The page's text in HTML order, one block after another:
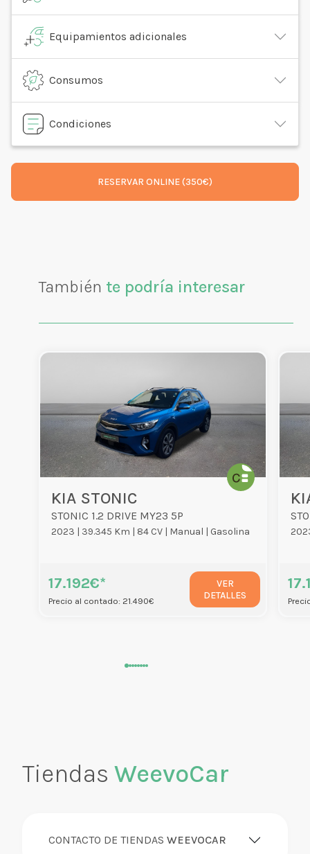
Equipamientos adicionales
Consumos
Condiciones
RESERVAR ONLINE (350€)
También te podría interesar
KIA STONIC
STONIC 1.2 DRIVE MY23 5P
2023 | 39.345 Km | 84 CV | Manual | Gasolina
17.192€*
Precio al contado: 21.490€
VER
DETALLES
Tiendas WeevoCar
CONTACTO DE TIENDASWEEVOCAR